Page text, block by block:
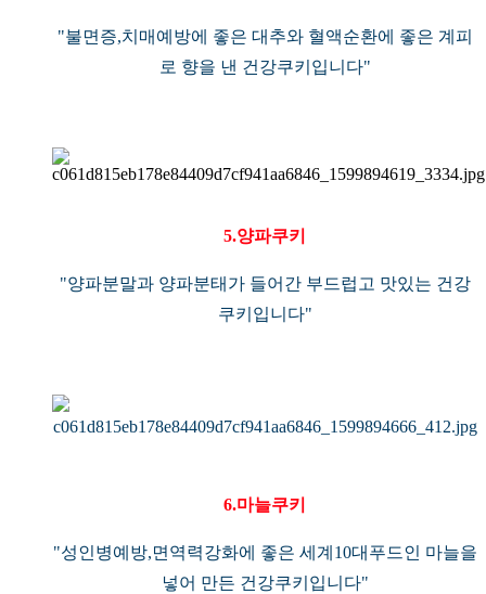
"불면증,치매예방에 좋은 대추와 혈액순환에 좋은 계피
로 향을 낸 건강쿠키입니다"
5.양파쿠키
"양파분말과 양파분태가 들어간 부드럽고 맛있는 건강
쿠키입니다"
6.마늘쿠키
"성인병예방,면역력강화에 좋은 세계10대푸드인 마늘을
넣어 만든 건강쿠키입니다"